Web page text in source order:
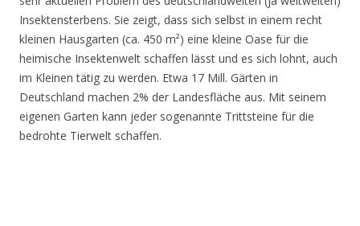
Insektensterbens. Sie zeigt, dass sich selbst in einem recht
kleinen Hausgarten (ca. 450 m²) eine kleine Oase für die
heimische Insektenwelt schaffen lässt und es sich lohnt, auch
im Kleinen tätig zu werden. Etwa 17 Mill. Gärten in
Deutschland machen 2% der Landesfläche aus. Mit seinem
eigenen Garten kann jeder sogenannte Trittsteine für die
bedrohte Tierwelt schaffen.